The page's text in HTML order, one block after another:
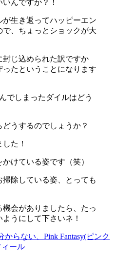
んですか？！
生き返ってハッピーエン
で、ちょっとショックが大
じ込められた訳ですか
たということになります
でしまったダイルはどう
うするのでしょうか？
た！
けている姿です（笑）
除している姿、とっても
会がありましたら、たっ
うにして下さいネ！
からない、Pink Fantasy(ピンク
ール